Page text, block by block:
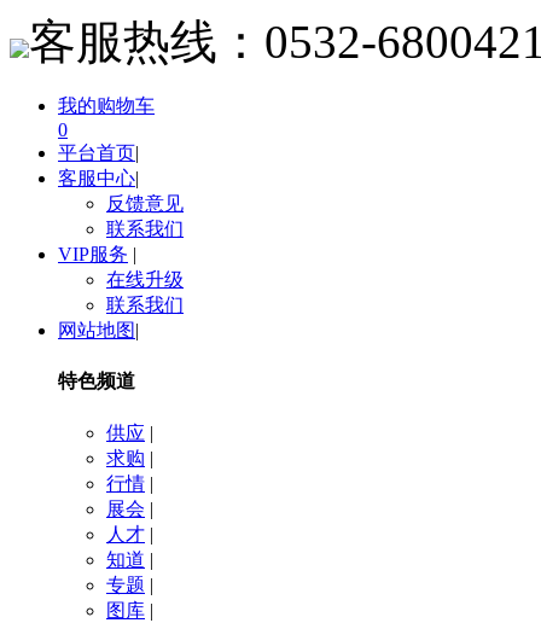
客服热线： 0532-
我的购物车
0
平台首页|
客服中心|
反馈意见
联系我们
VIP服务 |
在线升级
联系我们
网站地图|
特色频道
供应 |
求购 |
行情 |
展会 |
人才 |
知道 |
专题 |
图库 |